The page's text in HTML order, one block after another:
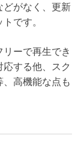
どがなく、更新
です。
ーで再生でき
する他、スク
高機能な点も